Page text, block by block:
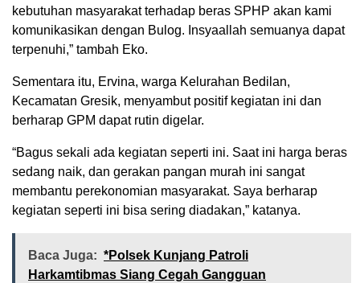
kebutuhan masyarakat terhadap beras SPHP akan kami
komunikasikan dengan Bulog. Insyaallah semuanya dapat
terpenuhi,” tambah Eko.
Sementara itu, Ervina, warga Kelurahan Bedilan,
Kecamatan Gresik, menyambut positif kegiatan ini dan
berharap GPM dapat rutin digelar.
“Bagus sekali ada kegiatan seperti ini. Saat ini harga beras
sedang naik, dan gerakan pangan murah ini sangat
membantu perekonomian masyarakat. Saya berharap
kegiatan seperti ini bisa sering diadakan,” katanya.
Baca Juga: *Polsek Kunjang Patroli
Harkamtibmas Siang Cegah Gangguan